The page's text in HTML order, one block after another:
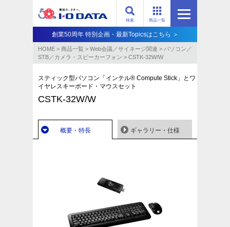
商品一覧
検索
創業50周年 特別企画・最新Topicsはこちら ＞
HOME > 商品一覧 > Web会議／サイネージ関連 > パソコン／
STB／カメラ・スピーカーフォン > CSTK-32W/W
スティック型パソコン「インテル® Compute Stick」とワ
イヤレスキーボード・マウスセット
CSTK-32W/W
概要・特長 ギャラリー・仕様